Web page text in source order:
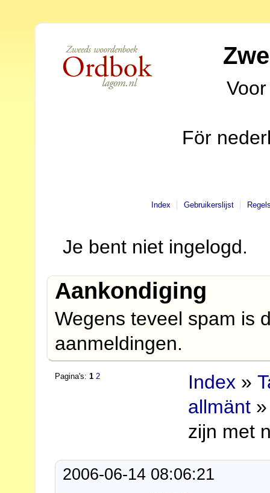
För
Index Gebruikerslijst
Je bent niet ingelogd.
Aankondiging
Wegens teveel spam is
aanmeldingen.
Pagina's:1 2 Index »
allmänt
zijn met
2006-06-14 08:06:21